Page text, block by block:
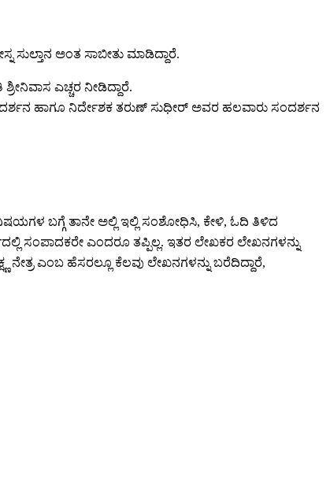
ಅಂತ ಸಾಬೀತು ಮಾಡಿದ್ದಾರೆ.
ಎಚ್ಚರ ನೀಡಿದ್ದಾರೆ.
ಹಾಗೂ ನಿರ್ದೇಶಕ ತರುಣ್ ಸುಧೀರ್ ಅವರ ಹಲವಾರು ಸಂದರ್ಶನ
ಬಗ್ಗೆ ತಾನೇ ಅಲ್ಲಿ ಇಲ್ಲಿ ಸಂಶೋಧಿಸಿ, ಕೇಳಿ, ಓದಿ ತಿಳಿದ
ಸಂಪಾದಕರೇ ಎಂದರೂ ತಪ್ಪಿಲ್ಲ. ಇತರ ಲೇಖಕರ ಲೇಖನಗಳನ್ನು
ಎಂಬ ಹೆಸರಲ್ಲೂ ಕೆಲವು ಲೇಖನಗಳನ್ನು ಬರೆದಿದ್ದಾರೆ,